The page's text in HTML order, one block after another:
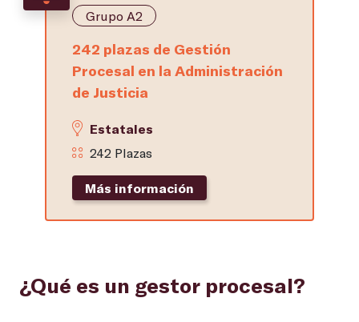
Grupo A2
242 plazas de Gestión
Procesal en la Administración
de Justicia
Estatales
242 Plazas
Más información
¿Qué es un gestor procesal?